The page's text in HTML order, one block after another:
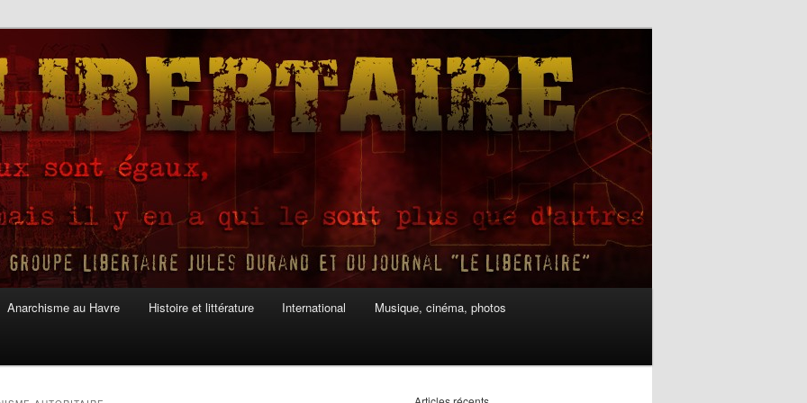
Anarchisme au Havre Histoire et littérature International Musique, cinéma, photos